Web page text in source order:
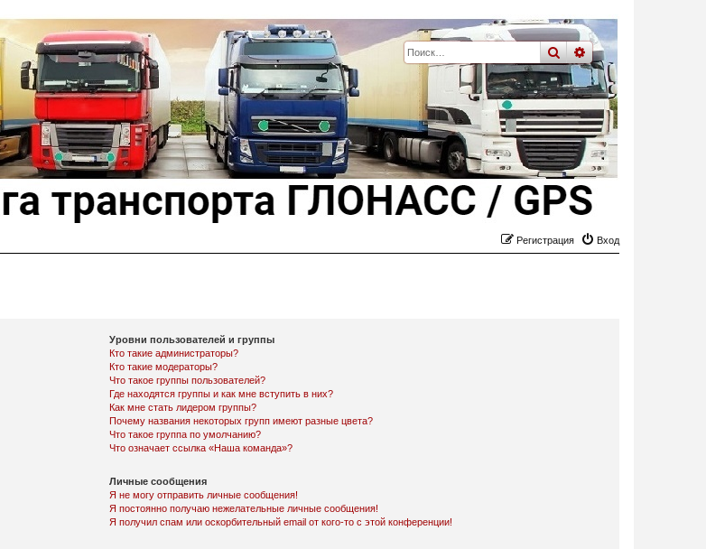
поискрасширенный
Вход
Регистрация
Уровни пользователей и группы
Кто такие администраторы?
Кто такие модераторы?
Что такое группы пользователей?
Где находятся группы и как мне вступить в них?
Как мне стать лидером группы?
Почему названия некоторых групп имеют разные цвета?
Что такое группа по умолчанию?
Что означает ссылка «Наша команда»?
Личные сообщения
Я не могу отправить личные сообщения!
Я постоянно получаю нежелательные личные сообщения!
Я получил спам или оскорбительный email от кого-то с этой конференции!